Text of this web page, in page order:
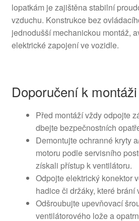
lopatkám je zajištěna stabilní
vzduchu. Konstrukce bez
jednodušší mechanickou montáž,
elektrické zapojení ve vozidle.
Doporučení k montáži
Před montáží vždy odpojte
dbejte bezpečnostních
Demontujte ochranné kryty
motoru podle servisního
získali přístup k ventilátoru.
Odpojte elektrický konektor
hadice či držáky, které brání
Odšroubujte upevňovací
ventilátorového lože a